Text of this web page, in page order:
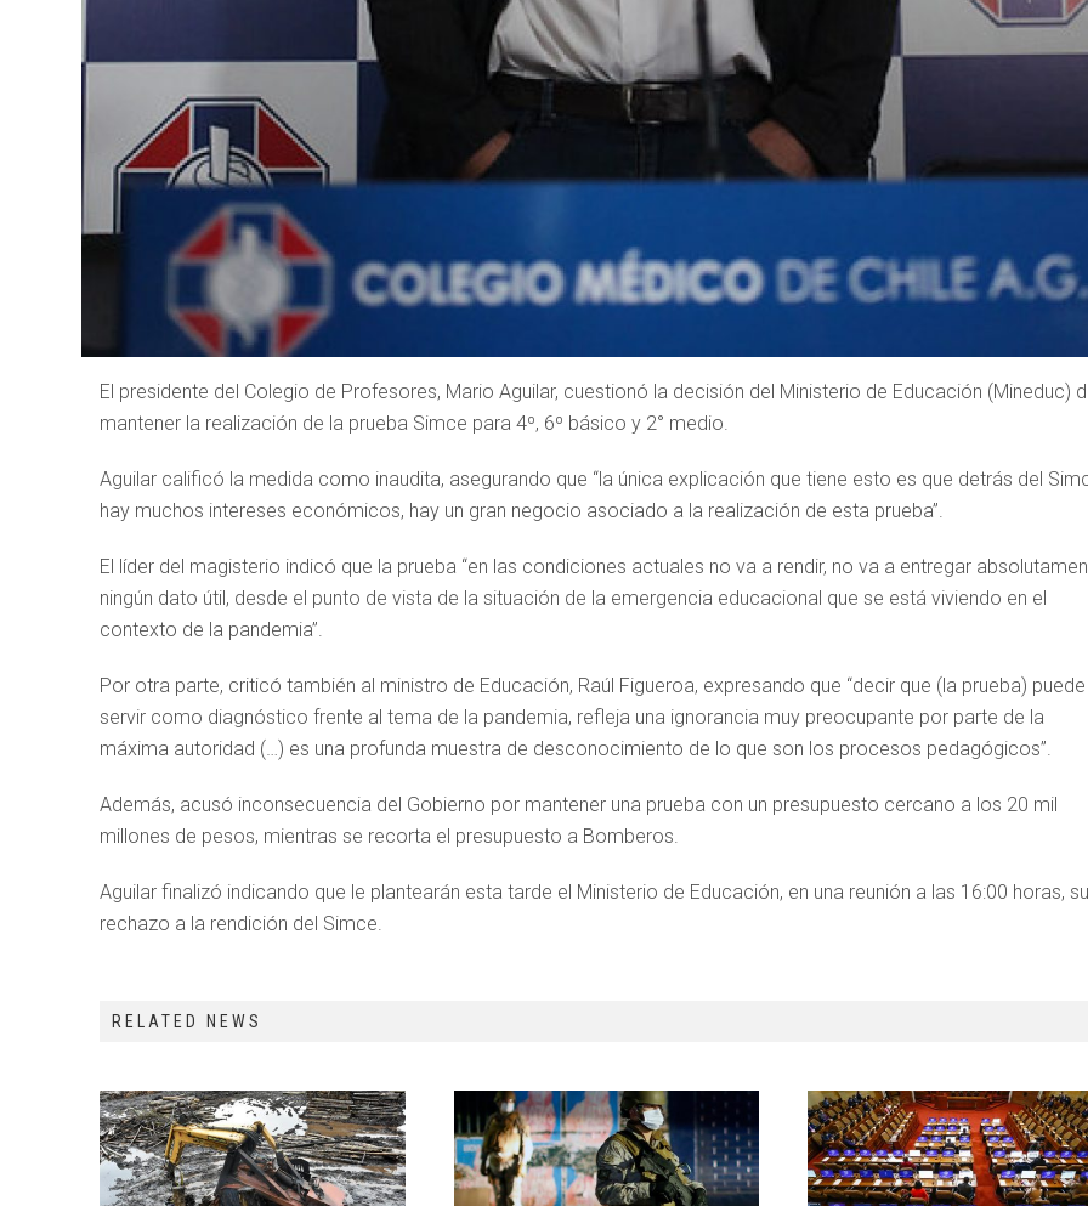
El presidente del Colegio de Profesores, Mario Aguilar, cuestionó la decisión del Ministerio de Educación (Mineduc)
mantener la realización de la prueba Simce para 4º, 6º básico y 2° medio.
Aguilar calificó la medida como inaudita, asegurando que “la única explicación que tiene esto es que detrás del
hay muchos intereses económicos, hay un gran negocio asociado a la realización de esta prueba”.
El líder del magisterio indicó que la prueba “en las condiciones actuales no va a rendir, no va a entregar
ningún dato útil, desde el punto de vista de la situación de la emergencia educacional que se está viviendo en el
contexto de la pandemia”.
Por otra parte, criticó también al ministro de Educación, Raúl Figueroa, expresando que “decir que (la prueba) puede
servir como diagnóstico frente al tema de la pandemia, refleja una ignorancia muy preocupante por parte de la
máxima autoridad (…) es una profunda muestra de desconocimiento de lo que son los procesos pedagógicos”.
Además, acusó inconsecuencia del Gobierno por mantener una prueba con un presupuesto cercano a los 20 mil
millones de pesos, mientras se recorta el presupuesto a Bomberos.
Aguilar finalizó indicando que le plantearán esta tarde el Ministerio de Educación, en una reunión a las 16:00 horas, su
rechazo a la rendición del Simce.
RELATED NEWS